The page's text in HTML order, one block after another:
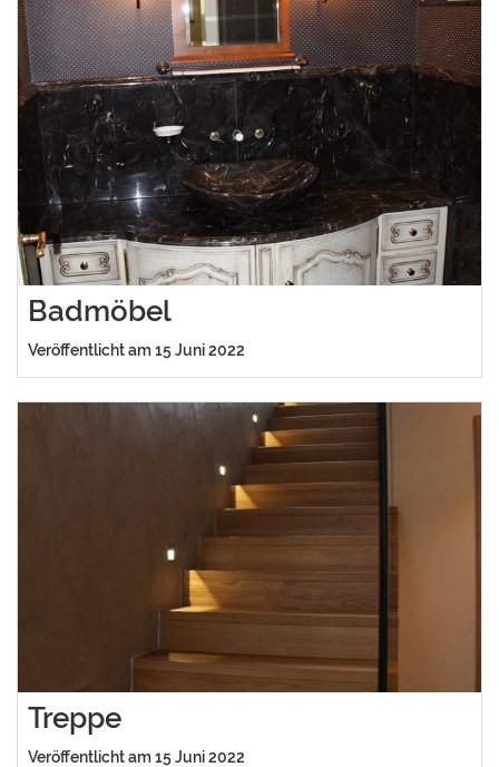
Badmöbel
Veröffentlicht am 15 Juni 2022
Treppe
Veröffentlicht am 15 Juni 2022